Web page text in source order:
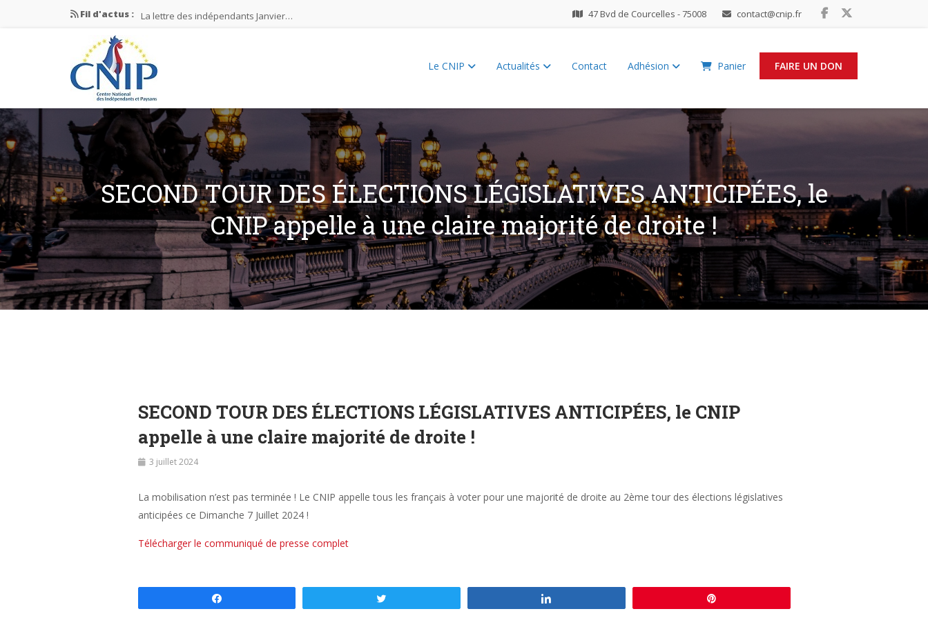
Fil d'actus : La lettre des indépendants Janvier…
La lettre des indépendants Juin…
Mission nationale ÉLECTIONS MUNICIPALES 2026
La lettre des indépendants N°2-2026
47 Bvd de Courcelles - 75008 contact@cnip.fr
FAIRE UN DON
Le CNIP Actualités Contact Adhésion Panier
SECOND TOUR DES ÉLECTIONS LÉGISLATIVES ANTICIPÉES, le
CNIP appelle à une claire majorité de droite !
SECOND TOUR DES ÉLECTIONS LÉGISLATIVES ANTICIPÉES, le CNIP
appelle à une claire majorité de droite !
3 juillet 2024
La mobilisation n’est pas terminée ! Le CNIP appelle tous les français à voter pour une majorité de droite au 2ème tour des élections législatives
anticipées ce Dimanche 7 Juillet 2024 !
Télécharger le communiqué de presse complet